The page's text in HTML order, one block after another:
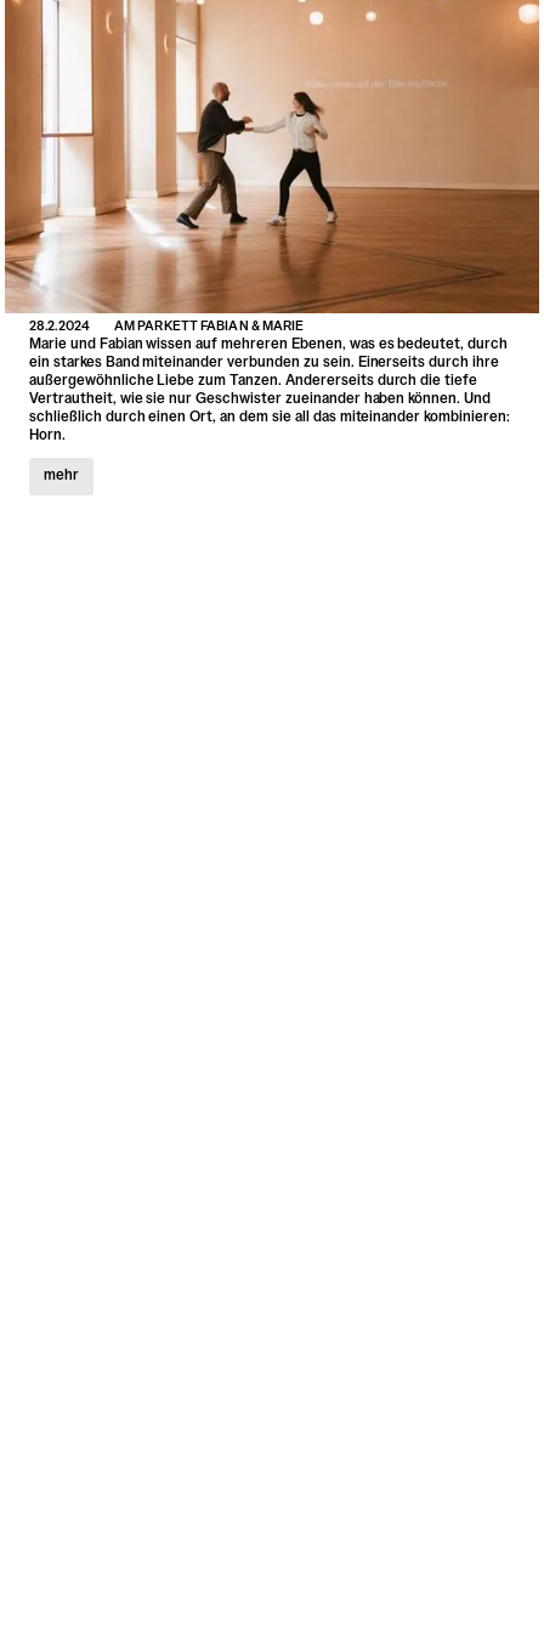
28.2.2024 AM PARKETT FABIAN & MARIE
Marie und Fabian wissen auf mehreren Ebenen, was es bedeutet, durch
ein starkes Band miteinander verbunden zu sein. Einerseits durch ihre
außergewöhnliche Liebe zum Tanzen. Andererseits durch die tiefe
Vertrautheit, wie sie nur Geschwister zueinander haben können. Und
schließlich durch einen Ort, an dem sie all das miteinander kombinieren:
Horn.
mehr